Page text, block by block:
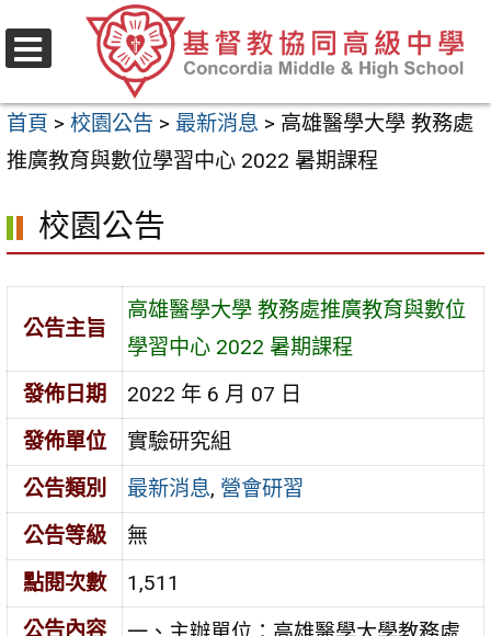
至
要
內
區
首頁 > 校園公告 > 最新消息 > 高雄醫學大學 教務處
推廣教育與數位學習中心 2022 暑期課程
校園公告
公告主旨
高雄醫學大學 教務處推廣教育與數位
學習中心 2022 暑期課程
發佈日期
2022 年 6 月 07 日
發佈單位
實驗研究組
公告類別
最新消息, 營會研習
公告等級
無
點閱次數
1,511
公告內容
選
單